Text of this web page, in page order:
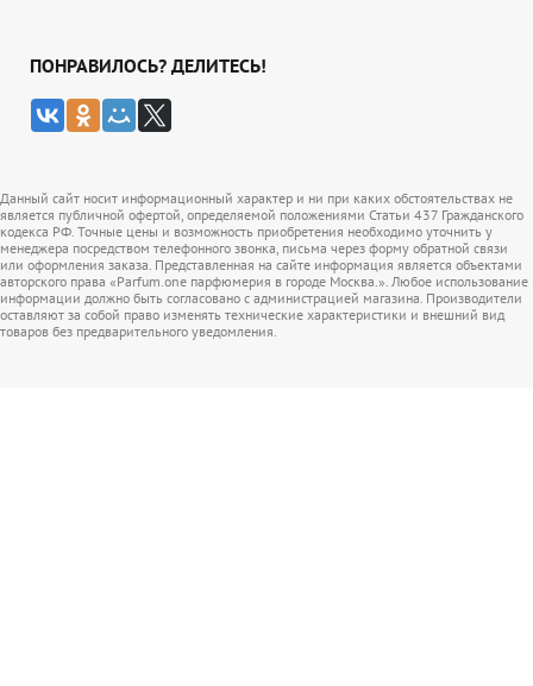
ПОНРАВИЛОСЬ? ДЕЛИТЕСЬ!
Данный сайт носит информационный характер и ни при каких обстоятельствах не
является публичной офертой, определяемой положениями Статьи 437 Гражданского
кодекса РФ. Точные цены и возможность приобретения необходимо уточнить у
менеджера посредством телефонного звонка, письма через форму обратной связи
или оформления заказа. Представленная на сайте информация является объектами
авторского права «Parfum.one парфюмерия в городе Москва.». Любое использование
информации должно быть согласовано с администрацией магазина. Производители
оставляют за собой право изменять технические характеристики и внешний вид
товаров без предварительного уведомления.